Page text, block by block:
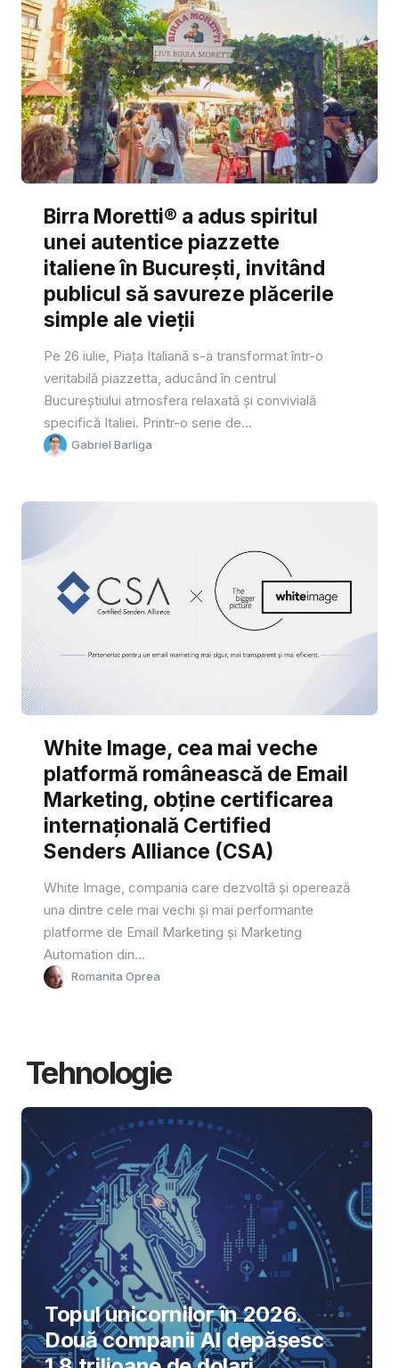
Birra Moretti® a adus spiritul
unei autentice piazzette
italiene în București, invitând
publicul să savureze plăcerile
simple ale vieții
Pe 26 iulie, Piața Italiană s-a transformat într-o
veritabilă piazzetta, aducând în centrul
Bucureștiului atmosfera relaxată și convivială
specifică Italiei. Printr-o serie de...
Gabriel Barliga
White Image, cea mai veche
platformă românească de Email
Marketing, obține certificarea
internațională Certified
Senders Alliance (CSA)
White Image, compania care dezvoltă și operează
una dintre cele mai vechi și mai performante
platforme de Email Marketing și Marketing
Automation din...
Romanita Oprea
Tehnologie
Topul unicornilor în 2026.
Două companii AI depășesc